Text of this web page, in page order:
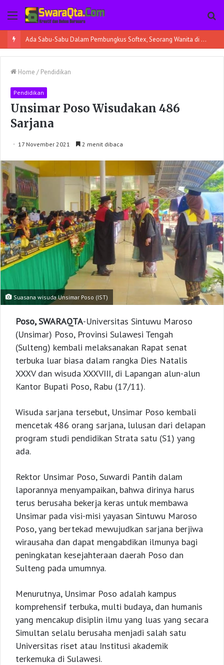
Menu
Ada Sabu-Sabu Dalam Pembungkus Softex, Seorang Wanita di Poso Pesisir Bersama Temannya Ditangkap
Home / Pendidikan
Pendidikan
Unsimar Poso Wisudakan 486
Sarjana
17 November 2021 2 menit dibaca
Suasana wisuda Unsimar Poso (IST)
Poso, SWARAQTA-Universitas Sintuwu Maroso
(Unsimar) Poso, Provinsi Sulawesi Tengah
(Sulteng) kembali melaksanakan Rapat senat
terbuka luar biasa dalam rangka Dies Natalis
XXXV dan wisuda XXXVIII, di Lapangan alun-alun
Kantor Bupati Poso, Rabu (17/11).
Wisuda sarjana tersebut, Unsimar Poso kembali
mencetak 486 orang sarjana, lulusan dari delapan
program studi pendidikan Strata satu (S1) yang
ada.
Rektor Unsimar Poso, Suwardi Pantih dalam
laporannya menyampaikan, bahwa dirinya harus
terus berusaha bekerja keras untuk membawa
Unsimar pada visi-misi yayasan Sintuwu Maroso
Poso, yang bertekad mewujudkan sarjana berjiwa
wirausaha dan dapat mengabdikan ilmunya bagi
peningkatan kesejahteraan daerah Poso dan
Sulteng pada umumnya.
Menurutnya, Unsimar Poso adalah kampus
komprehensif terbuka, multi budaya, dan humanis
yang mencakup disiplin ilmu yang luas yang secara
Simultan selalu berusaha menjadi salah satu
Universitas riset atau Institusi akademik
terkemuka di Sulawesi.